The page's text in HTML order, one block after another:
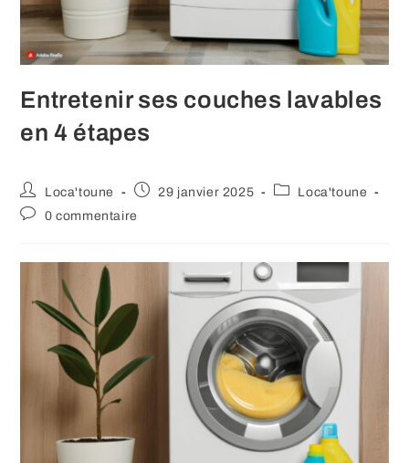
Entretenir ses couches lavables
en 4 étapes
Auteur/autrice
de
la
Loca'toune
Publication
29 janvier 2025
PostLoca'toune
Commentaires
publication :
0 commentaire